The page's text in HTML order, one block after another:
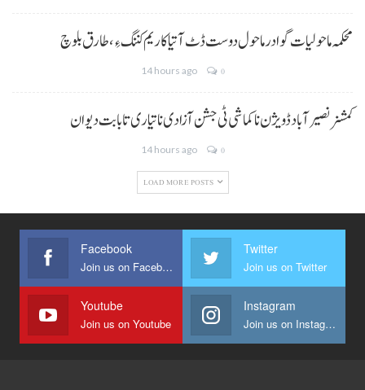
محکمہ ماحولیات گوادر ماحول دوست ڈٹ آتیا کاریم کننگ ءِ، طارق بلوچ
14 hours ago 0
کمشنر نصیر آباد ڈویژن نا کماشی ٹی جشن آزادی نا تیاری تا بابت دیوان
14 hours ago 0
LOAD MORE POSTS
Facebook
Join us on Facebook
Twitter
Join us on Twitter
Youtube
Join us on Youtube
Instagram
Join us on Instagram